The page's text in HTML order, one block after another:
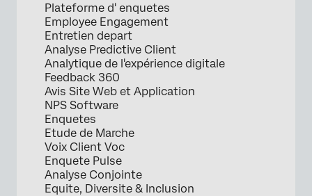
Plateforme d' enquetes
Employee Engagement
Entretien depart
Analyse Predictive Client
Analytique de l'expérience digitale
Feedback 360
Avis Site Web et Application
NPS Software
Enquetes
Etude de Marche
Voix Client Voc
Enquete Pulse
Analyse Conjointe
Equite, Diversite & Inclusion